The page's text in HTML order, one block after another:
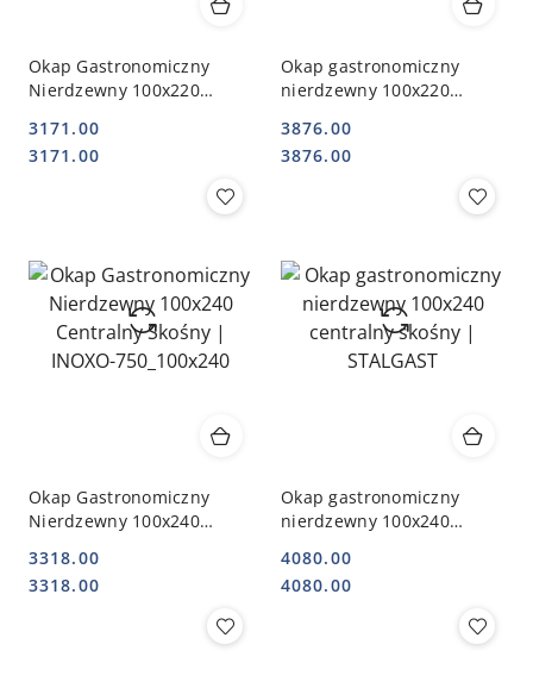
Okap Gastronomiczny
Nierdzewny 100x220
750_100x220
Cena:
3171.00
Cena:
3171.00
Okap gastronomiczny
nierdzewny 100x220
STALGAST
Cena:
3876.00
Cena:
3876.00
Okap Gastronomiczny
Nierdzewny 100x240
750_100x240
Cena:
3318.00
Cena:
3318.00
Okap gastronomiczny
nierdzewny 100x240
STALGAST
Cena:
4080.00
Cena:
4080.00